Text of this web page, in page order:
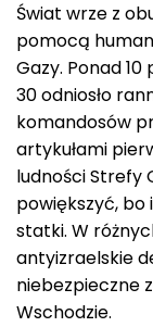
Świat wrze z
pomocą
Gazy. Ponad
30 odniosło
komandosów
artykułami
ludności Strefy
powiększyć, bo
statki. W
antyizraelskie
niebezpieczne
Wschodzie.